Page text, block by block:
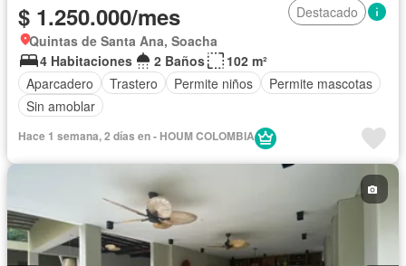
$ 1.250.000/mes
Destacado
Quintas de Santa Ana, Soacha
4 Habitaciones
2 Baños
102 m²
Aparcadero
Trastero Permite niños
Permite mascotas
Sin amoblar
Hace 1 semana, 2 días en - HOUM COLOMBIA